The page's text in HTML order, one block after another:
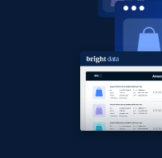
Title, Seller name,
price, Currency,
375+